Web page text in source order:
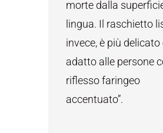
morte dalla
lingua. Il raschietto
invece, è più delicato
adatto alle persone
riflesso faringeo
accentuato”.